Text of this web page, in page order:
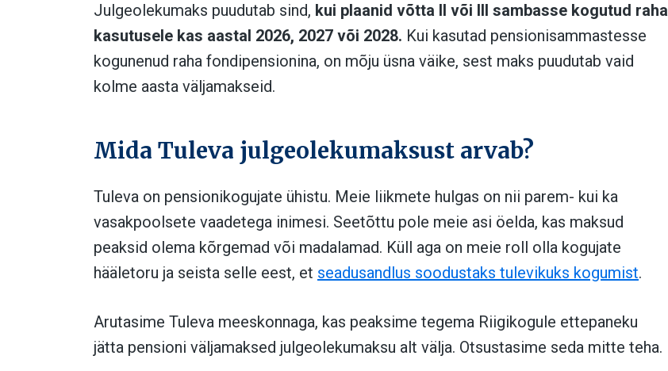
Julgeolekumaks puudutab sind, kui plaanid võtta II või III sambasse kogutud raha
kasutusele kas aastal 2026, 2027 või 2028. Kui kasutad pensionisammastesse
kogunenud raha fondipensionina, on mõju üsna väike, sest maks puudutab vaid
kolme aasta väljamakseid.
Mida Tuleva julgeolekumaksust arvab?
Tuleva on pensionikogujate ühistu. Meie liikmete hulgas on nii parem- kui ka
vasakpoolsete vaadetega inimesi. Seetõttu pole meie asi öelda, kas maksud
peaksid olema kõrgemad või madalamad. Küll aga on meie roll olla kogujate
hääletoru ja seista selle eest, et seadusandlus soodustaks tulevikuks kogumist.
Arutasime Tuleva meeskonnaga, kas peaksime tegema Riigikogule ettepaneku
jätta pensioni väljamaksed julgeolekumaksu alt välja. Otsustasime seda mitte teha.